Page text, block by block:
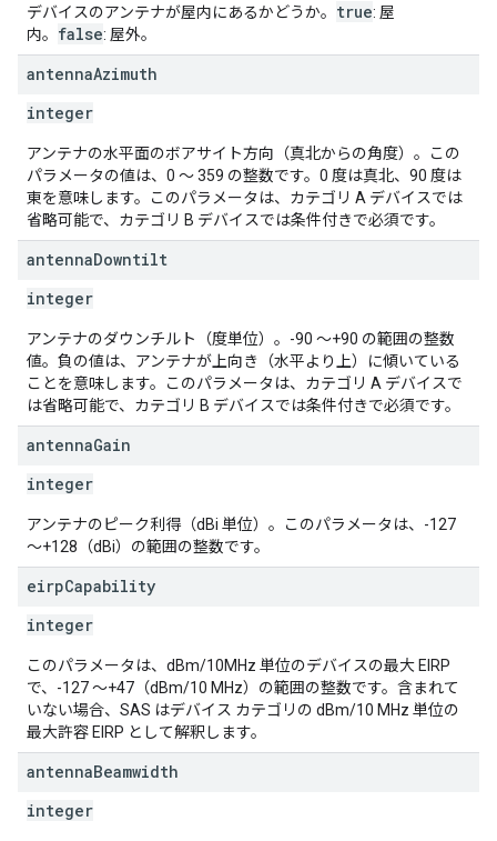
デバイスのアンテナが屋内にあるかどうか。 true: 屋
内。 false: 屋外。
antennaAzimuth
integer
アンテナの水平面のボアサイト方向（真北からの角度）。この
パラメータの値は、0 ～ 359 の整数です。0 度は真北、90 度は
東を意味します。このパラメータは、カテゴリ A デバイスでは
省略可能で、カテゴリ B デバイスでは条件付きで必須です。
antennaDowntilt
integer
アンテナのダウンチルト（度単位）。-90 ～+90 の範囲の整数
値。負の値は、アンテナが上向き（水平より上）に傾いている
ことを意味します。このパラメータは、カテゴリ A デバイスで
は省略可能で、カテゴリ B デバイスでは条件付きで必須です。
antennaGain
integer
アンテナのピーク利得（dBi 単位）。このパラメータは、-127
～+128（dBi）の範囲の整数です。
eirpCapability
integer
このパラメータは、dBm/10MHz 単位のデバイスの最大 EIRP
で、-127 ～+47（dBm/10 MHz）の範囲の整数です。含まれて
いない場合、SAS はデバイス カテゴリの dBm/10 MHz 単位の
最大許容 EIRP として解釈します。
antennaBeamwidth
integer